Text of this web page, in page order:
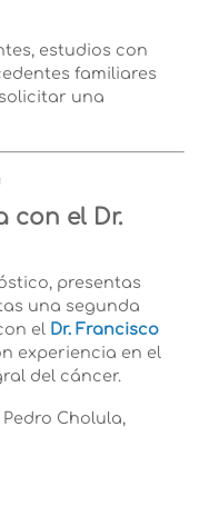
estudios con
familiares
una
con el Dr.
presentas
una segunda
el Dr. Francisco
experiencia en el
del cáncer.
Cholula,